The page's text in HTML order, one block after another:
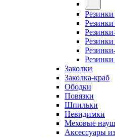
Резинки
Резинки
Заколки
Заколка-краб
Ободки
Повязки
Шпильки
Невидимки
Меховые
Аксессуары